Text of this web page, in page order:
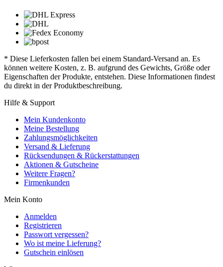
* Diese Lieferkosten fallen bei einem Standard-Versand an. Es
können weitere Kosten, z. B. aufgrund des Gewichts, Größe oder
Eigenschaften der Produkte, entstehen. Diese Informationen findest
du direkt in der Produktbeschreibung.
Hilfe & Support
Mein Kundenkonto
Meine Bestellung
Zahlungsmöglichkeiten
Versand & Lieferung
Rücksendungen & Rückerstattungen
Aktionen & Gutscheine
Weitere Fragen?
Firmenkunden
Mein Konto
Anmelden
Registrieren
Passwort vergessen?
Wo ist meine Lieferung?
Gutschein einlösen